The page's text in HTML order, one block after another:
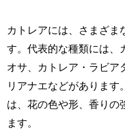
カトレアには、さまざま
す。代表的な種類には、
オサ、カトレア・ラビア
リアナエなどがあります
は、花の色や形、香りの
ます。